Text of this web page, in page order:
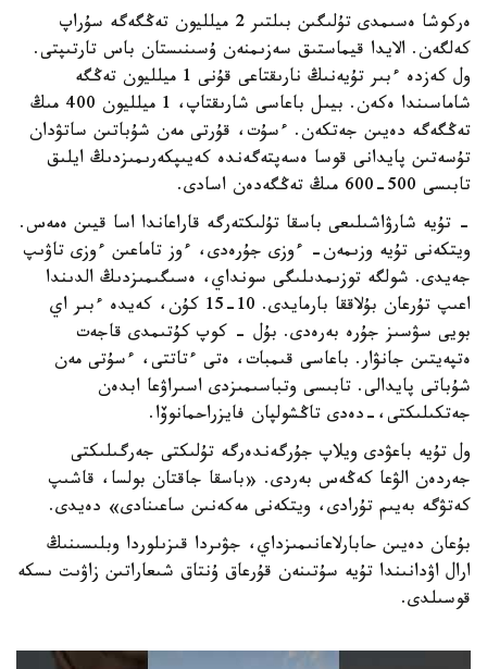
ەركوشا ەسىمدى تۇلىگىن بىلتىر 2 ميلليون تەڭگەگە سۇراپ
كەلگەن. الايدا قيماستىق سەزىمنەن ۇسىنىستان باس تارتىپتى.
ول كەزدە ءبىر تۇيەنىڭ نارىقتاعى قۇنى 1 ميلليون تەڭگە
شاماسىندا ەكەن. بيىل باعاسى شارىقتاپ، 1 ميلليون 400 مىڭ
تەڭگەگە دەيىن جەتكەن. ءسۇت، قۇرتى مەن شۇباتىن ساتۋدان
تۇسەتىن پايدانى قوسا ەسەپتەگەندە كەيىپكەرىمىزدىڭ ايلىق
تابىسى 500-600 مىڭ تەڭگەدەن اسادى.
- تۇيە شارۋاشىلىعى باسقا تۇلىكتەرگە قاراعاندا اسا قيىن ەمەس.
ويتكەنى تۇيە وزىمەن- ءوزى جۇرەدى، ءوز تاماعىن ءوزى تاۋىپ
جەيدى. شولگە توزىمدىلىگى سونداي، ەسىگىمىزدىڭ الدىندا
اعىپ تۇرعان بۇلاققا بارمايدى. 10-15 كۇن، كەيدە ءبىر اي
بويى سۋسىز جۇرە بەرەدى. بۇل - كوپ كۇتىمدى قاجەت
ەتپەيتىن جانۋار. باعاسى قىمبات، ەتى ءتاتتى، ءسۇتى مەن
شۇباتى پايدالى. تابىسى وتباسىمىزدى اسىراۋعا ابدەن
جەتكىلىكتى،-دەدى تاڭشولپان فايزراحمانوۆا.
ول تۇيە باعۋدى ويلاپ جۇرگەندەرگە تۇلىكتى جەرگىلىكتى
جەردەن الۋعا كەڭەس بەردى. «باسقا جاقتان بولسا، قاشىپ
كەتۋگە بەيىم تۇرادى، ويتكەنى مەكەنىن ساعىنادى» دەيدى.
بۇعان دەيىن حابارلاعانىمىزداي، جۋىردا قىزىلوردا وبلىسىنىڭ
ارال اۋدانىندا تۇيە سۇتىنەن قۇرعاق ۇنتاق شىعاراتىن زاۋىت ىسكە
قوسىلدى.